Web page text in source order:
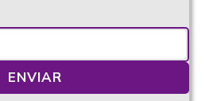
ENVIAR